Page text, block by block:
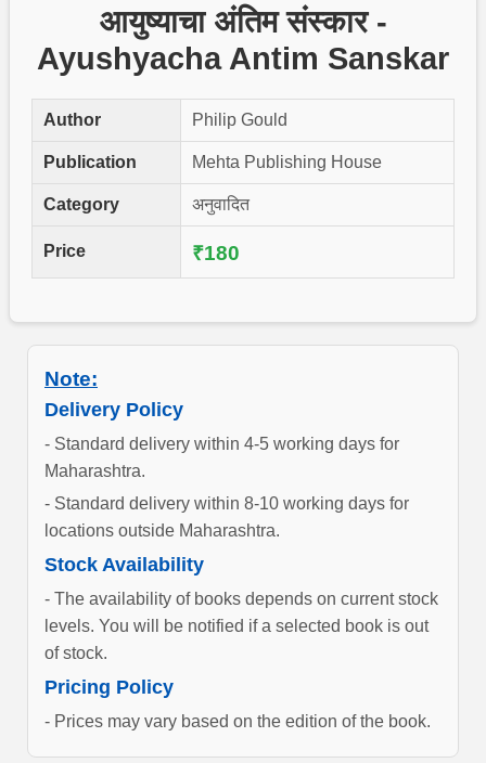
आयुष्याचा अंतिम संस्कार -
Ayushyacha Antim Sanskar
Author Philip Gould
Publication Mehta Publishing House
Category अनुवादित
Price ₹180
Note:
Delivery Policy
- Standard delivery within 4-5 working days for
Maharashtra.
- Standard delivery within 8-10 working days for
locations outside Maharashtra.
Stock Availability
- The availability of books depends on current stock
levels. You will be notified if a selected book is out
of stock.
Pricing Policy
- Prices may vary based on the edition of the book.